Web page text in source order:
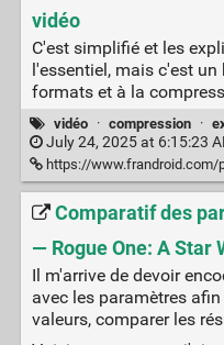
vidéo
C'est simplifié et les
l'essentiel, mais c'est
formats et à la
vidéo · compression ·
July 24, 2025 at 6:15:23
https://www.frandroid.com/produits-android/photo/814046_h-
Comparatif des
— Rogue One: A Star
Il m'arrive de devoir
avec les paramètres
valeurs, comparer les